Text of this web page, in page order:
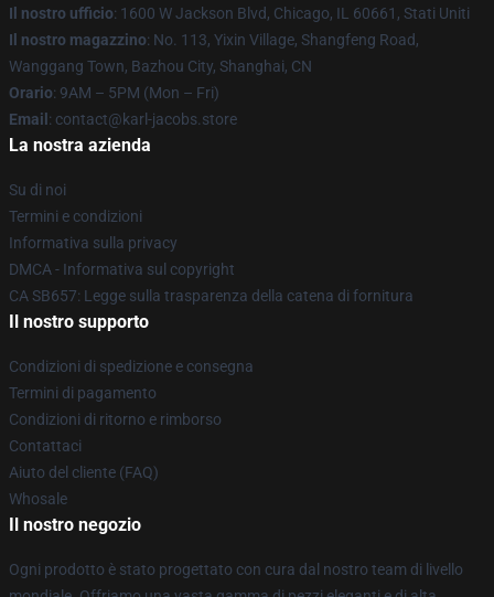
Il nostro ufficio: 1600 W Jackson Blvd, Chicago, IL 60661, Stati Uniti
Il nostro magazzino: No. 113, Yixin Village, Shangfeng Road,
Wanggang Town, Bazhou City, Shanghai, CN
Orario: 9AM – 5PM (Mon – Fri)
Email : contact@karl-jacobs.store
La nostra azienda
Su di noi
Termini e condizioni
Informativa sulla privacy
DMCA - Informativa sul copyright
CA SB657: Legge sulla trasparenza della catena di fornitura
Il nostro supporto
Condizioni di spedizione e consegna
Termini di pagamento
Condizioni di ritorno e rimborso
Contattaci
Aiuto del cliente (FAQ)
Whosale
Il nostro negozio
Ogni prodotto è stato progettato con cura dal nostro team di livello